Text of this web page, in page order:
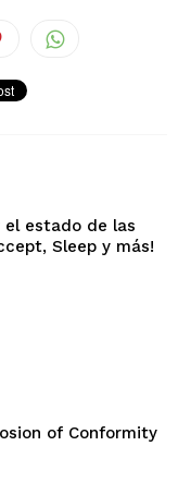
el estado de las
Sleep y más!
of Conformity